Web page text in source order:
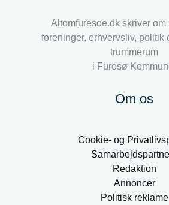
Altomfuresoe.dk skriver om
foreninger, erhvervsliv, politik
trummerum
i Furesø
Om os
Cookie- og
Redaktion
Annoncer
Politisk reklame